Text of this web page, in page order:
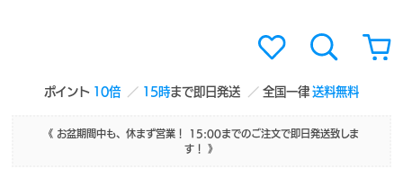
ポイント 10倍 15時まで即日発送 全国一律送料無料
《 お盆期間中も、休まず営業！ 15:00までのご注文で即日発送致しま
す！ 》